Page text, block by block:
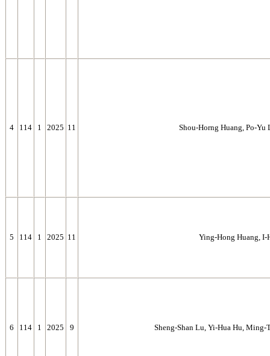
4 114 1 2025 11 Shou-Horng Huang, Po-Yu
5 114 1 2025 11 Ying-Hong Huang, I-
6 114 1 2025 9 Sheng-Shan Lu, Yi-Hua Hu, Ming-